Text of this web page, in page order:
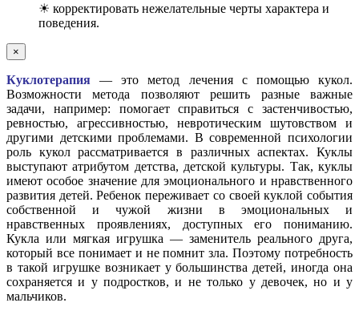
☀ корректировать нежелательные черты характера и
поведения.
×
Куклотерапия — это метод лечения с помощью кукол.
Возможности метода позволяют решить разные важные
задачи, например: помогает справиться с застенчивостью,
ревностью, агрессивностью, невротическим шутовством и
другими детскими проблемами. В современной психологии
роль кукол рассматривается в различных аспектах. Куклы
выступают атрибутом детства, детской культуры. Так, куклы
имеют особое значение для эмоционального и нравственного
развития детей. Ребенок переживает со своей куклой события
собственной и чужой жизни в эмоциональных и
нравственных проявлениях, доступных его пониманию.
Кукла или мягкая игрушка — заменитель реального друга,
который все понимает и не помнит зла. Поэтому потребность
в такой игрушке возникает у большинства детей, иногда она
сохраняется и у подростков, и не только у девочек, но и у
мальчиков.